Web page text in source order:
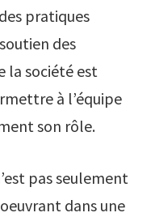
pratiques
des
la société est
à l’équipe
son rôle.
pas seulement
dans une